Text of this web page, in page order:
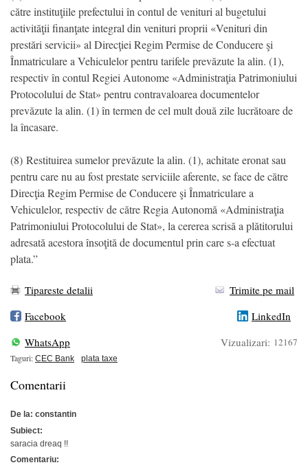
către instituţiile prefectului în contul de venituri al bugetului
activităţii finanţate integral din venituri proprii «Venituri din
prestări servicii» al Direcţiei Regim Permise de Conducere şi
Înmatriculare a Vehiculelor pentru tarifele prevăzute la alin. (1),
respectiv în contul Regiei Autonome «Administraţia Patrimoniului
Protocolului de Stat» pentru contravaloarea documentelor
prevăzute la alin. (1) în termen de cel mult două zile lucrătoare de
la încasare.
(8) Restituirea sumelor prevăzute la alin. (1), achitate eronat sau
pentru care nu au fost prestate serviciile aferente, se face de către
Direcţia Regim Permise de Conducere şi Înmatriculare a
Vehiculelor, respectiv de către Regia Autonomă «Administraţia
Patrimoniului Protocolului de Stat», la cererea scrisă a plătitorului
adresată acestora însoţită de documentul prin care s-a efectuat
plata.”
Tipareste detalii
Trimite pe mail
Facebook
LinkedIn
WhatsApp
Vizualizari: 12167
Taguri: CEC Bank plata taxe
Comentarii
De la: constantin
Subiect:
saracia dreaq !!
Comentariu: